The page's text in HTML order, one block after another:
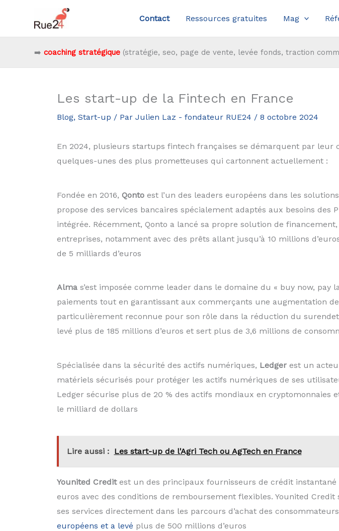
contenu
Contact Ressources gratuites Mag
➡️ coaching stratégique(stratégie, seo, page de vente, levée fonds, traction
Les start-up de la Fintech en France
Blog, Start-up / Par Julien Laz - fondateur RUE24 / 8 octobre 2024
En 2024, plusieurs startups fintech françaises se démarquent par leur
quelques-unes des plus prometteuses qui cartonnent actuellement :
Fondée en 2016, Qontoest l’un des leaders européens dans les
propose des services bancaires spécialement adaptés aux besoins
intégrée. Récemment, Qonto a lancé sa propre solution de
entreprises, notamment avec des prêts allant jusqu’à 10 millions
de 5 milliards d’euros
Almas’est imposée comme leader dans le domaine du « buy now,
paiements tout en garantissant aux commerçants une augmentation
particulièrement reconnue pour son rôle dans la réduction du
levé plus de 185 millions d’euros et sert plus de 3,6 millions de
Spécialisée dans la sécurité des actifs numériques, Ledgerest un
matériels sécurisés pour protéger les actifs numériques de ses
Ledger sécurise plus de 20 % des actifs mondiaux en cryptomonnaies
le milliard de dollars
Lire aussi : Les start-up de l'Agri Tech ou AgTech en France
Younited Creditest un des principaux fournisseurs de crédit instantané
euros avec des conditions de remboursement flexibles. Younited
ses services directement dans les parcours d’achat des
européens et a levé plus de 500 millions d’euros